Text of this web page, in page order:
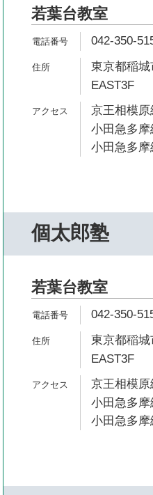
若葉台教室
042-350-
東京都稲
EAST3F
京王相模
小田急多
小田急多
個太郎塾
若葉台教室
042-350-
東京都稲
EAST3F
京王相模
小田急多
小田急多